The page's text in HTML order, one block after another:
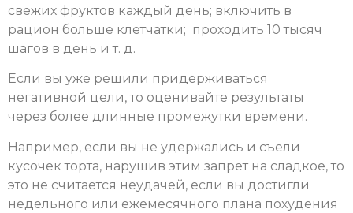
свежих фруктов каждый день; включить в
рацион больше клетчатки; проходить 10 тысяч
шагов в день и т. д.
Если вы уже решили придерживаться
негативной цели, то оценивайте результаты
через более длинные промежутки времени.
Например, если вы не удержались и съели
кусочек торта, нарушив этим запрет на сладкое, то
это не считается неудачей, если вы достигли
недельного или ежемесячного плана похудения